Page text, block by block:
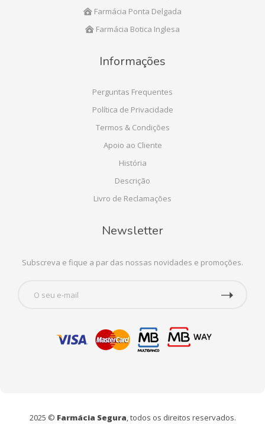
Farmácia Ponta Delgada
Farmácia Botica Inglesa
Informações
Perguntas Frequentes
Política de Privacidade
Termos & Condições
Apoio ao Cliente
História
Descrição
Livro de Reclamações
Newsletter
Subscreva e fique a par das nossas novidades e promoções.
2025 © Farmácia Segura, todos os direitos reservados.